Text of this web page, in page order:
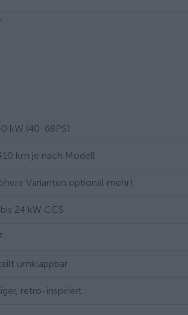
kW (40-68PS)
km je nach Modell
Varianten optional mehr)
24 kW CCS
umklappbar
retro-inspiriert